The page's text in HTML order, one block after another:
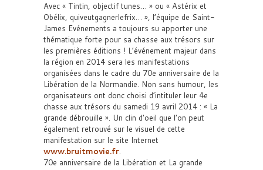
Avec « Tintin, objectif tunes… » ou « Astérix et
Obélix, quiveutgagnerlefrix… », l’équipe de Saint-
James Evénements a toujours su apporter une
thématique forte pour sa chasse aux trésors sur
les premières éditions ! L’événement majeur dans
la région en 2014 sera les manifestations
organisées dans le cadre du 70e anniversaire de la
Libération de la Normandie. Non sans humour, les
organisateurs ont donc choisi d’intituler leur 4e
chasse aux trésors du samedi 19 avril 2014 : « La
grande débrouille ». Un clin d’oeil que l’on peut
également retrouvé sur le visuel de cette
manifestation sur le site Internet
www.bruitmovie.fr.
70e anniversaire de la Libération et La grande